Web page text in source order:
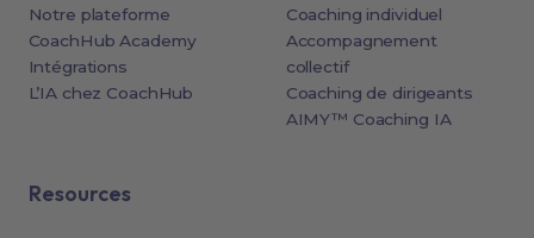
Notre plateforme
CoachHub Academy
Intégrations
L’IA chez CoachHub
Coaching individuel
Accompagnement
collectif
Coaching de dirigeants
AIMY™ Coaching IA
Resources